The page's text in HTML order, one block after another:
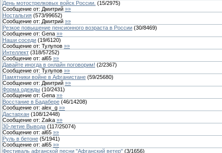
День мотострелковых войск России. (15/2975)
Сообщение от: Дмитрий »»
Ностальгия (573/99652)
Сообщение от: Дмитрий »»
Резкое повышение пенсионного возраста в России (30/8469)
Сообщение от: Gena »»
Наши соседи (19/6120)
Сообщение от: Тулупов »»
Интеллект (318/57252)
Сообщение от: al65 »»
Давайте иногда в онлайн поговорим! (2/2367)
Сообщение от: Тулупов »»
Памятники войне в Афганистане (59/25680)
Сообщение от: Дмитрий »»
Форма одежды (10/2431)
Сообщение от: Gena »»
Восстание в Бадабере (46/14208)
Сообщение от: alex_g »»
Дастархан (108/12448)
Сообщение от: Zaika »»
30-летие Вывода (117/25074)
Сообщение от: al65 »»
Руль в бетоне (5/1941)
Сообщение от: al65 »»
Фестиваль афганской песни "Афганский ветер" (3/1656)